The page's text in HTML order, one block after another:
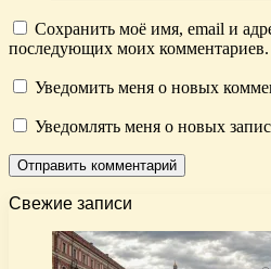
Сохранить моё имя, email и
последующих моих комментариев.
Уведомить меня о новых
Уведомлять меня о новых
Свежие записи